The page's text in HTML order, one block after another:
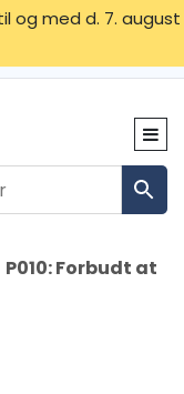
og med d. 7. august
P010: Forbudt at